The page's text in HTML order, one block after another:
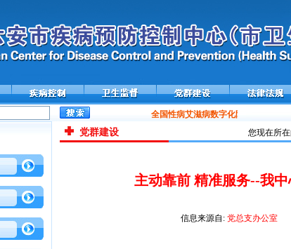
全国性病艾滋病数字化防控平台——携
党群建设 您现在所
主动靠前 精准服务--我
信息来源自: 党总支办公室